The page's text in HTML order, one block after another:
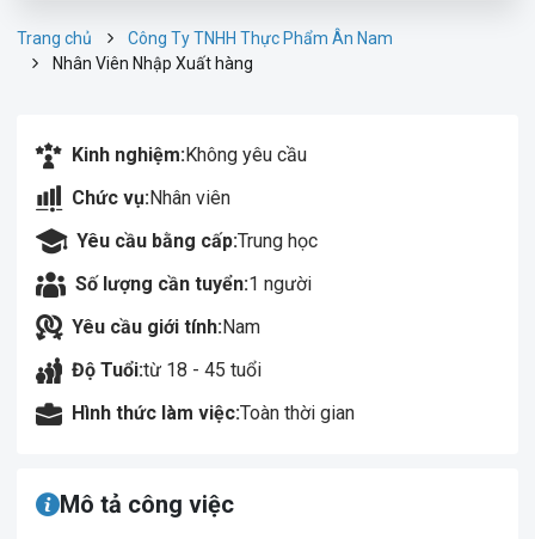
Trang chủ
Công Ty TNHH Thực Phẩm Ân Nam
Nhân Viên Nhập Xuất hàng
Kinh nghiệm:Không yêu cầu
Chức vụ:Nhân viên
Yêu cầu bằng cấp:Trung học
Số lượng cần tuyển:1 người
Yêu cầu giới tính:Nam
Độ Tuổi:từ 18 - 45 tuổi
Hình thức làm việc:Toàn thời gian
Mô tả công việc